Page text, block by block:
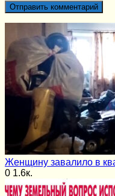
Женщину завалило в
0 1.6к.